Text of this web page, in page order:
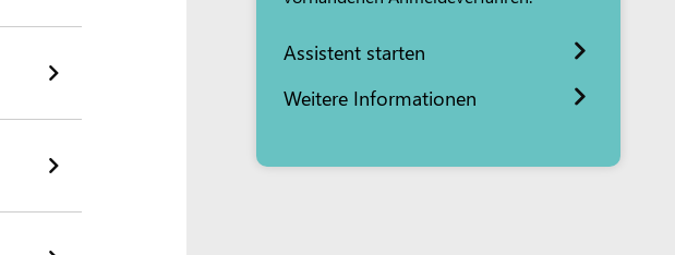
Assistent starten
Weitere Informationen